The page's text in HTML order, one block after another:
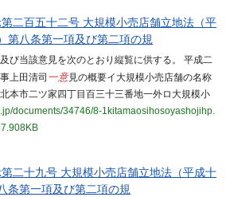
二百五十二号 大規模小売店舗立地法（平
第八条第一項及び第二項の規
び当該意見を次のとおり縦覧に供する。 平成二
上田清司 一意見の概要イ大規模小売店舗の名称
本市二ツ家四丁目百三十三番地一外ロ大規模小
documents/34746/8-1kitamaosihosoyashojihp.
二十九号 大規模小売店舗立地法（平成十
条第一項及び第二項の規